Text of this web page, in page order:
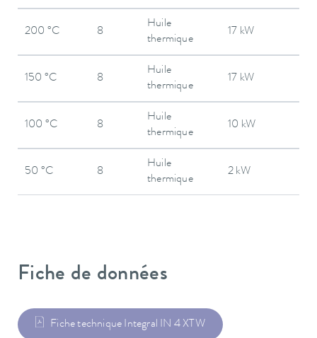
200 °C 8
Huile
thermique
17 kW
150 °C 8
Huile
thermique
17 kW
100 °C 8
Huile
thermique
10 kW
50 °C 8
Huile
thermique
2 kW
Fiche de données
Fiche technique Integral IN 4 XTW